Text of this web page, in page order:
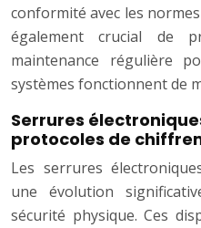
conformité avec les
également crucial de
maintenance régulière
systèmes fonctionnent de
Serrures
protocoles de
Les serrures
une évolution
sécurité physique. Ces